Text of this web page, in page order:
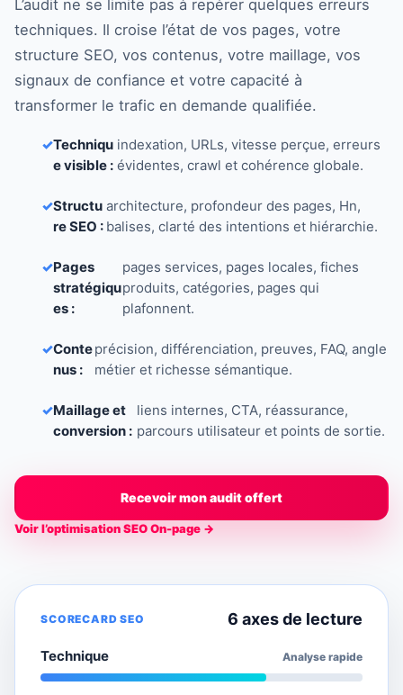
L’audit ne se limite pas à repérer quelques erreurs
techniques. Il croise l’état de vos pages, votre
structure SEO, vos contenus, votre maillage, vos
signaux de confiance et votre capacité à
transformer le trafic en demande qualifiée.
✓Techniqu
e visible :
indexation, URLs, vitesse perçue, erreurs
évidentes, crawl et cohérence globale.
✓Structu
re SEO :
architecture, profondeur des pages, Hn,
balises, clarté des intentions et hiérarchie.
✓Pages
stratégiqu
es :
pages services, pages locales, fiches
produits, catégories, pages qui
plafonnent.
✓Conte
nus :
précision, différenciation, preuves, FAQ, angle
métier et richesse sémantique.
✓Maillage et
conversion :
liens internes, CTA, réassurance,
parcours utilisateur et points de sortie.
Recevoir mon audit offert
Voir l’optimisation SEO On-page →
SCORECARD SEO 6 axes de lecture
Technique Analyse rapide